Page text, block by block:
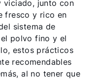
viciado, junto con
fresco y rico en
sistema de
polvo fino y el
estos prácticos
recomendables
al no tener que